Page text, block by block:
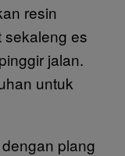
resin
sekaleng es
jalan.
untuk
plang